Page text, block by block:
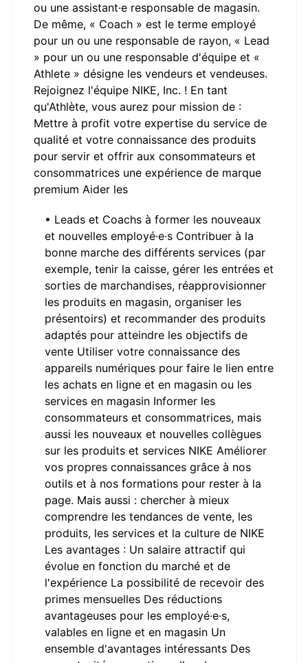
ou une assistant·e responsable de magasin.
De même, « Coach » est le terme employé
pour un ou une responsable de rayon, « Lead
» pour un ou une responsable d'équipe et «
Athlete » désigne les vendeurs et vendeuses.
Rejoignez l'équipe NIKE, Inc. ! En tant
qu'Athlète, vous aurez pour mission de :
Mettre à profit votre expertise du service de
qualité et votre connaissance des produits
pour servir et offrir aux consommateurs et
consommatrices une expérience de marque
premium Aider les
• Leads et Coachs à former les nouveaux
et nouvelles employé·e·s Contribuer à la
bonne marche des différents services (par
exemple, tenir la caisse, gérer les entrées et
sorties de marchandises, réapprovisionner
les produits en magasin, organiser les
présentoirs) et recommander des produits
adaptés pour atteindre les objectifs de
vente Utiliser votre connaissance des
appareils numériques pour faire le lien entre
les achats en ligne et en magasin ou les
services en magasin Informer les
consommateurs et consommatrices, mais
aussi les nouveaux et nouvelles collègues
sur les produits et services NIKE Améliorer
vos propres connaissances grâce à nos
outils et à nos formations pour rester à la
page. Mais aussi : chercher à mieux
comprendre les tendances de vente, les
produits, les services et la culture de NIKE
Les avantages : Un salaire attractif qui
évolue en fonction du marché et de
l'expérience La possibilité de recevoir des
primes mensuelles Des réductions
avantageuses pour les employé·e·s,
valables en ligne et en magasin Un
ensemble d'avantages intéressants Des